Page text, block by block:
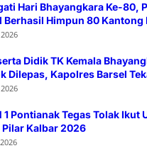
Hari Bhayangkara Ke-80,
Berhasil Himpun 80 Kantong
Aksi Donor Darah
Didik TK Kemala
Dilepas, Kapolres Barsel
Karakter
1 Pontianak Tegas Tolak Ikut
Pilar Kalbar 2026